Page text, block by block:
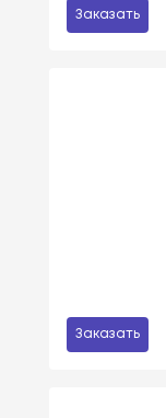
Заказать
Заказать